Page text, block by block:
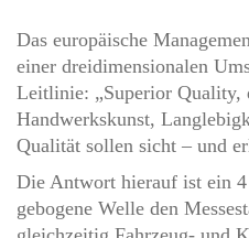
Das europäische
einer dreidimensionalen
Leitlinie: „Superior Quality,
Handwerkskunst,
Qualität sollen sicht – und
Die Antwort hierauf ist ein 4
gebogene Welle den